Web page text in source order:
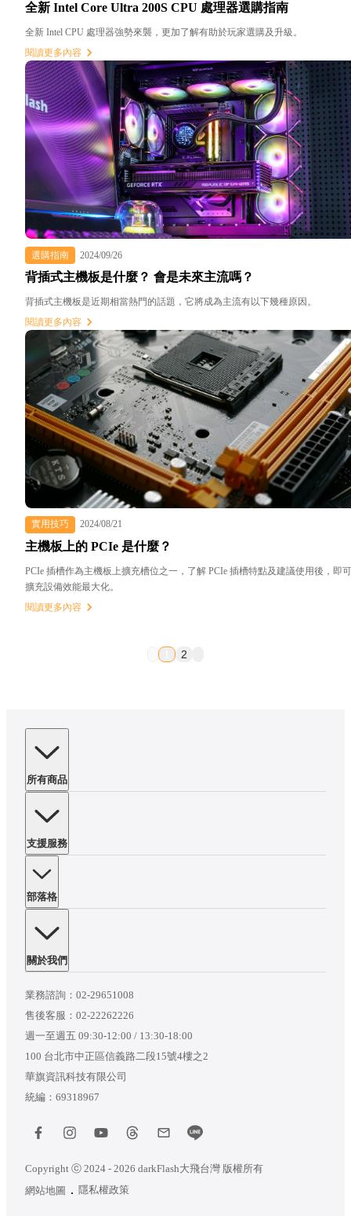
全新 Intel Core Ultra 200S CPU 處理器選購指南
全新 Intel CPU 處理器強勢來襲，更加了解有助於玩家選購及升級。
閱讀更多內容
選購指南 2024/09/26
背插式主機板是什麼？ 會是未來主流嗎？
背插式主機板是近期相當熱門的話題，它將成為主流有以下幾種原因。
閱讀更多內容
實用技巧 2024/08/21
主機板上的 PCIe 是什麼？
PCIe 插槽作為主機板上擴充槽位之一，了解 PCIe 插槽特點及建議使用後，即
擴充設備效能最大化。
閱讀更多內容
2
所有商品
支援服務
部落格
關於我們
業務諮詢： 02-29651008
售後客服： 02-22262226
週一至週五 09:30-12:00 / 13:30-18:00
100 台北市中正區信義路二段15號4樓之2
華旗資訊科技有限公司
統編：69318967
Copyright ⓒ 2024 - 2026 darkFlash大飛台灣 版權所有
網站地圖
隱私權政策